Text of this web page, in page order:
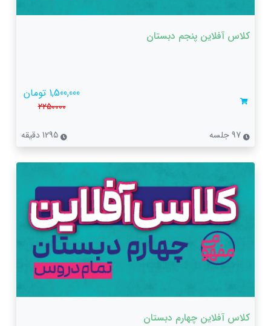
کلاس آفلاین پنجم دبستان
1,500,000 تومان
2250000
کلاس آفلاین چهارم دبستان